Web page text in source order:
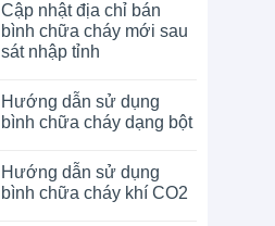
Cập nhật địa chỉ bán
bình chữa cháy mới sau
sát nhập tỉnh
Hướng dẫn sử dụng
bình chữa cháy dạng bột
Hướng dẫn sử dụng
bình chữa cháy khí CO2